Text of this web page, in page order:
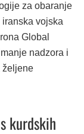
za obaranje
vojska
Global
nadzora i
željene
kurdskih